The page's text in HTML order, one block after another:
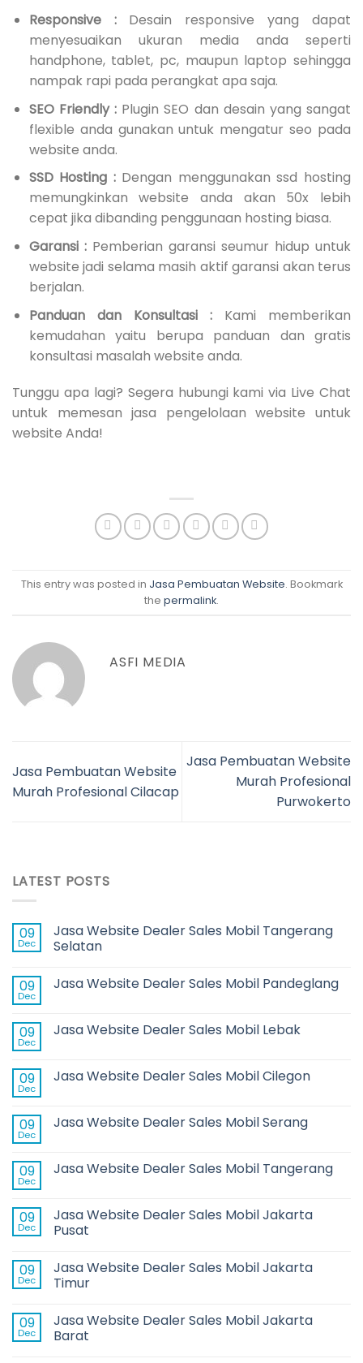
Responsive : Desain responsive yang dapat
menyesuaikan ukuran media anda seperti
handphone, tablet, pc, maupun laptop sehingga
nampak rapi pada perangkat apa saja.
SEO Friendly : Plugin SEO dan desain yang sangat
flexible anda gunakan untuk mengatur seo pada
website anda.
SSD Hosting : Dengan menggunakan ssd hosting
memungkinkan website anda akan 50x lebih
cepat jika dibanding penggunaan hosting biasa.
Garansi : Pemberian garansi seumur hidup untuk
website jadi selama masih aktif garansi akan terus
berjalan.
Panduan dan Konsultasi : Kami memberikan
kemudahan yaitu berupa panduan dan gratis
konsultasi masalah website anda.
Tunggu apa lagi? Segera hubungi kami via Live Chat
untuk memesan jasa pengelolaan website untuk
website Anda!
This entry was posted in Jasa Pembuatan Website. Bookmark
the permalink.
ASFI MEDIA
Jasa Pembuatan Website
Murah Profesional Cilacap
Jasa Pembuatan Website
Murah Profesional
Purwokerto
LATEST POSTS
09
Dec
Jasa Website Dealer Sales Mobil Tangerang
Selatan
09
Dec
Jasa Website Dealer Sales Mobil Pandeglang
09
Dec
Jasa Website Dealer Sales Mobil Lebak
09
Dec
Jasa Website Dealer Sales Mobil Cilegon
09
Dec
Jasa Website Dealer Sales Mobil Serang
09
Dec
Jasa Website Dealer Sales Mobil Tangerang
09
Dec
Jasa Website Dealer Sales Mobil Jakarta
Pusat
09
Dec
Jasa Website Dealer Sales Mobil Jakarta
Timur
09
Dec
Jasa Website Dealer Sales Mobil Jakarta
Barat